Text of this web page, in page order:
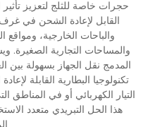
حجرات خاصة للثلج لتعزيز تأثير
القابل لإعادة الشحن في غرف
والباحات الخارجية،
والمساحات التجارية الصغيرة.
المدمج نقل الجهاز بسهولة بين
تكنولوجيا البطارية القابلة
التيار الكهربائي أو في المناطق
هذا الحل التبريدي متعدد